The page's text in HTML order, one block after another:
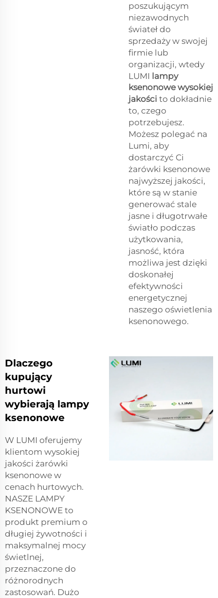
poszukującym
niezawodnych
świateł do
sprzedaży w swojej
firmie lub
organizacji, wtedy
LUMI lampy
ksenonowe wysokiej
jakości to dokładnie
to, czego
potrzebujesz.
Możesz polegać na
Lumi, aby
dostarczyć Ci
żarówki ksenonowe
najwyższej jakości,
które są w stanie
generować stale
jasne i długotrwałe
światło podczas
użytkowania,
jasność, która
możliwa jest dzięki
doskonałej
efektywności
energetycznej
naszego oświetlenia
ksenonowego.
Dlaczego
kupujący
hurtowi
wybierają lampy
ksenonowe
W LUMI oferujemy
klientom wysokiej
jakości żarówki
ksenonowe w
cenach hurtowych.
NASZE LAMPY
KSENONOWE to
produkt premium o
długiej żywotności i
maksymalnej mocy
świetlnej,
przeznaczone do
różnorodnych
zastosowań. Dużo